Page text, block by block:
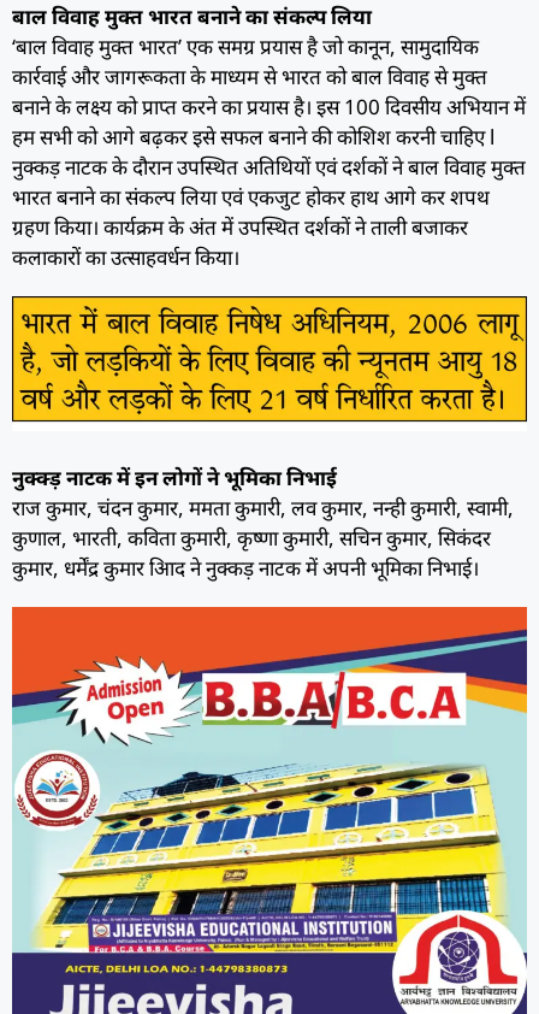
बाल विवाह मुक्त भारत बनाने का संकल्प लिया
‘बाल विवाह मुक्त भारत’ एक समग्र प्रयास है जो कानून, सामुदायिक
कार्रवाई और जागरूकता के माध्यम से भारत को बाल विवाह से मुक्त
बनाने के लक्ष्य को प्राप्त करने का प्रयास है। इस 100 दिवसीय अभियान में
हम सभी को आगे बढ़कर इसे सफल बनाने की कोशिश करनी चाहिए l
नुक्कड़ नाटक के दौरान उपस्थित अतिथियों एवं दर्शकों ने बाल विवाह मुक्त
भारत बनाने का संकल्प लिया एवं एकजुट होकर हाथ आगे कर शपथ
ग्रहण किया। कार्यक्रम के अंत में उपस्थित दर्शकों ने ताली बजाकर
कलाकारों का उत्साहवर्धन किया।
नुक्क्ड़ नाटक में इन लोगों ने भूमिका निभाई
राज कुमार, चंदन कुमार, ममता कुमारी, लव कुमार, नन्ही कुमारी, स्वामी,
कुणाल, भारती, कविता कुमारी, कृष्णा कुमारी, सचिन कुमार, सिकंदर
कुमार, धर्मेंद्र कुमार आिद ने नुक्कड़ नाटक में अपनी भूमिका निभाई।